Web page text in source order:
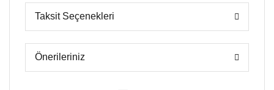
Taksit Seçenekleri
Önerileriniz